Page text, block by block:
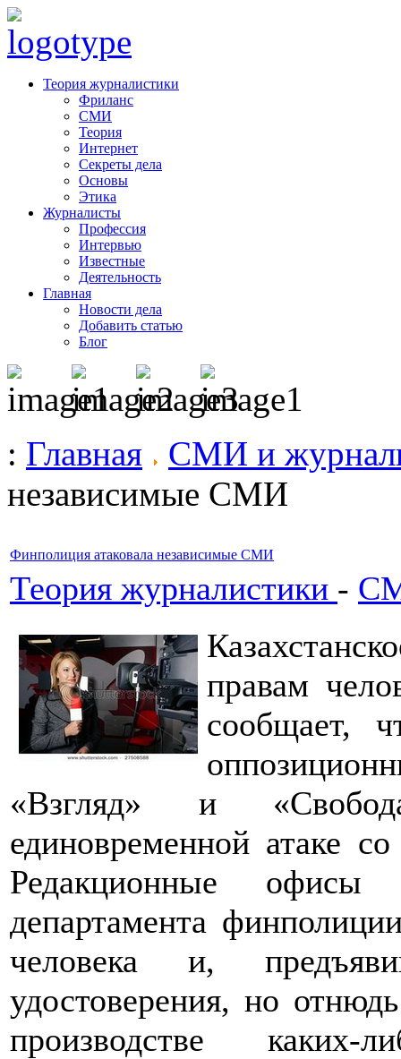
Теория журналистики
Фриланс
СМИ
Теория
Интернет
Секреты дела
Основы
Этика
Журналисты
Профессия
Интервью
Известные
Деятельность
Главная
Новости дела
Добавить статью
Блог
: Главная
СМИ и
независимые СМИ
Финполиция атаковала независимые СМИ
Теория журналистики -
правам
сообщает,
«Взгляд» и
единовременной атаке
Редакционные
департамента
человека и,
удостоверения, но
производстве каких-